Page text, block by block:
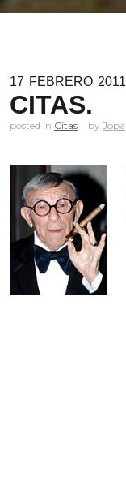
17 FEBRERO 2011
CITAS.
posted in Citas Jopa